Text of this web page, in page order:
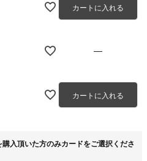
カートに入れる
—
カートに入れる
入頂いた方のみカードをご選択くださ